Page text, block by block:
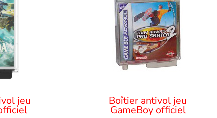
jeu Boîtier antivol jeu
GameBoy officiel